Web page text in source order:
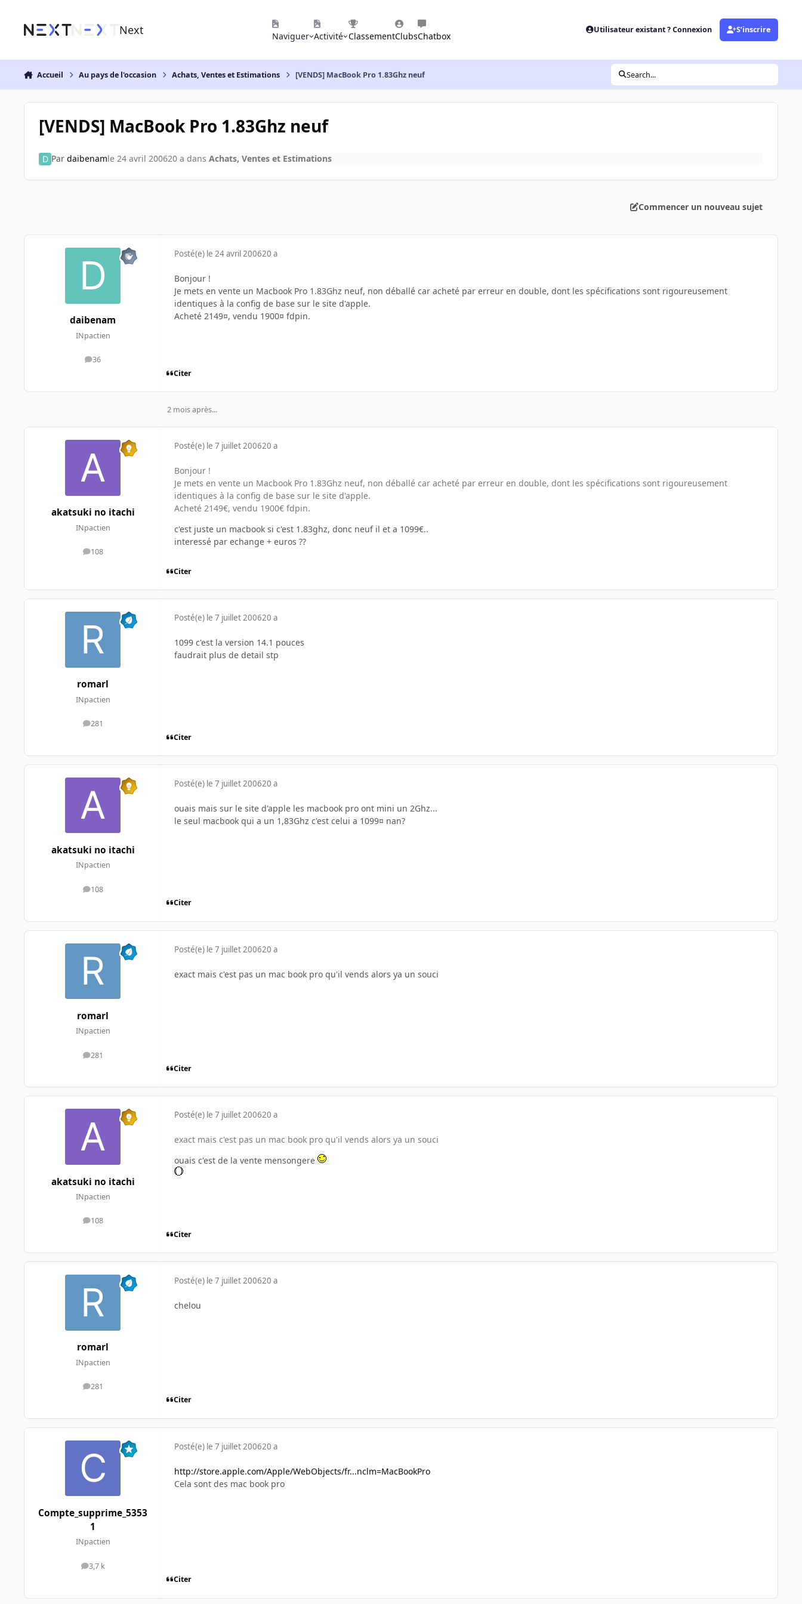
Next Naviguer Activité ClassementClubsChatbox
Utilisateur existant ? Connexion S’inscrire
Accueil Au pays de l'occasion Achats, Ventes et Estimations [VENDS] MacBook Pro 1.83Ghz neuf Search...
[VENDS] MacBook Pro 1.83Ghz neuf
Par daibenamle 24 avril 200620 a dans Achats, Ventes et Estimations
Commencer un nouveau sujet
daibenam
INpactien
36
messages
Posté(e) le 24 avril 200620 a
Bonjour !
Je mets en vente un Macbook Pro 1.83Ghz neuf, non déballé car acheté par erreur en double, dont les spécifications sont rigoureusement
identiques à la config de base sur le site d'apple.
Acheté 2149¤, vendu 1900¤ fdpin.
Citer
2 mois après...
akatsuki no itachi
INpactien
108
messages
Posté(e) le 7 juillet 200620 a
Bonjour !
Je mets en vente un Macbook Pro 1.83Ghz neuf, non déballé car acheté par erreur en double, dont les spécifications sont rigoureusement
identiques à la config de base sur le site d'apple.
Acheté 2149€, vendu 1900€ fdpin.
c'est juste un macbook si c'est 1.83ghz, donc neuf il et a 1099€..
interessé par echange + euros ??
Citer
romarl
INpactien
281
messages
Posté(e) le 7 juillet 200620 a
1099 c'est la version 14.1 pouces
faudrait plus de detail stp
Citer
akatsuki no itachi
INpactien
108
messages
Posté(e) le 7 juillet 200620 a
ouais mais sur le site d'apple les macbook pro ont mini un 2Ghz...
le seul macbook qui a un 1,83Ghz c'est celui a 1099¤ nan?
Citer
romarl
INpactien
281
messages
Posté(e) le 7 juillet 200620 a
exact mais c'est pas un mac book pro qu'il vends alors ya un souci
Citer
akatsuki no itachi
INpactien
108
messages
Posté(e) le 7 juillet 200620 a
exact mais c'est pas un mac book pro qu'il vends alors ya un souci
ouais c'est de la vente mensongere
Citer
romarl
INpactien
281
messages
Posté(e) le 7 juillet 200620 a
chelou
Citer
Compte_supprime_5353
1
INpactien
3,7 k
messages
Posté(e) le 7 juillet 200620 a
http://store.apple.com/Apple/WebObjects/fr...nclm=MacBookPro
Cela sont des mac book pro
Citer